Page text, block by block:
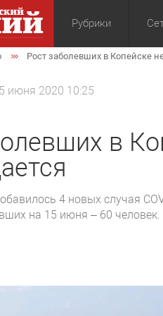
Рубрики
Общество
Рост заболевших в Копейске
июня 2020 10:25
в
4 новых случая
на 15 июня – 60 человек.